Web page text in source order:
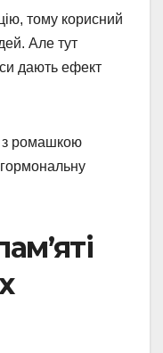
тому корисний
Але тут
дають ефект
з ромашкою